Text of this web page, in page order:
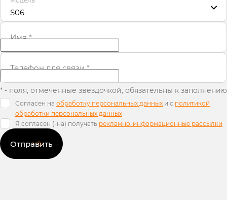
S06
Имя*
Телефон для связи*
* - поля, отмеченные звездочкой, обязательны к заполнению
Согласен на обработку персональных данных и c политикой
обработки персональных данных
Я согласен (-на) получать рекламно-информационные рассылки
Отправить